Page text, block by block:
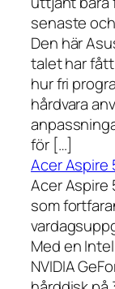
senaste
Den här
talet har
hur fri
hårdvara
för […]
Acer Aspire
Acer Aspire
som
Med en
NVIDIA